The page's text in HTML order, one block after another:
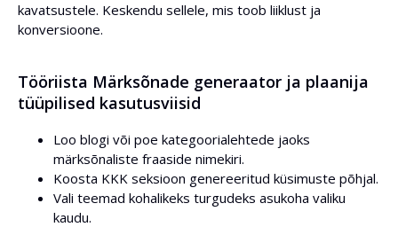
kavatsustele. Keskendu sellele, mis toob liiklust ja
konversioone.
Tööriista Märksõnade generaator ja plaanija
tüüpilised kasutusviisid
Loo blogi või poe kategoorialehtede jaoks
märksõnaliste fraaside nimekiri.
Koosta KKK seksioon genereeritud küsimuste põhjal.
Vali teemad kohalikeks turgudeks asukoha valiku
kaudu.